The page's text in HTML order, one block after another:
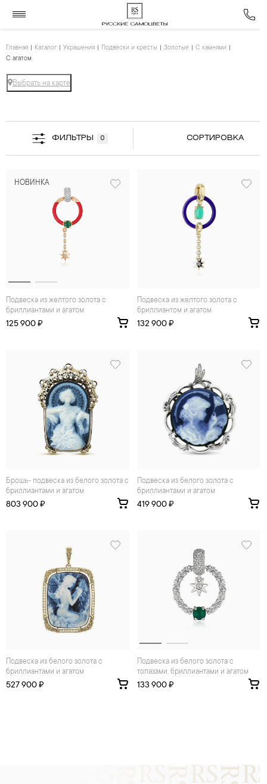
Главная Каталог Украшения Подвески и кресты Золотые
С камнями
С агатом
Выбрать на карте
ФИЛЬТРЫ 0 СОРТИРОВКА
НОВИНКА
Подвеска из желтого золота с
бриллиантами и агатом
125 900 ₽
Подвеска из желтого золота с
бриллиантом и агатом
132 900 ₽
брошь- подвеска из белого золота с
бриллиантами и агатом
803 900 ₽
Подвеска из белого золота с
бриллиантами и агатом
419 900 ₽
Подвеска из белого золота с
бриллиантами и агатом
527 900 ₽
Подвеска из белого золота с
топазами, бриллиантами и агатом
133 900 ₽